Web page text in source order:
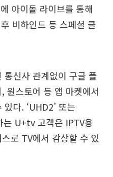
아이돌 라이브를 통해
비하인드 등 스페셜 클
통신사 관계없이 구글 플
원스토어 등 앱 마켓에서
다. ‘UHD2’ 또는
는 U+tv 고객은 IPTV용
로 TV에서 감상할 수 있